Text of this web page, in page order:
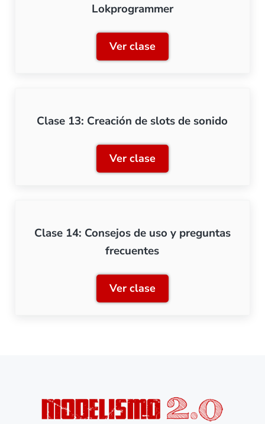
Lokprogrammer
Ver claseClase 12: Secuencias de
Clase 13: Creación de slots de sonido
Ver claseClase 13: Creación de
Clase 14: Consejos de uso y preguntas
frecuentes
Ver claseClase 14: Consejos de